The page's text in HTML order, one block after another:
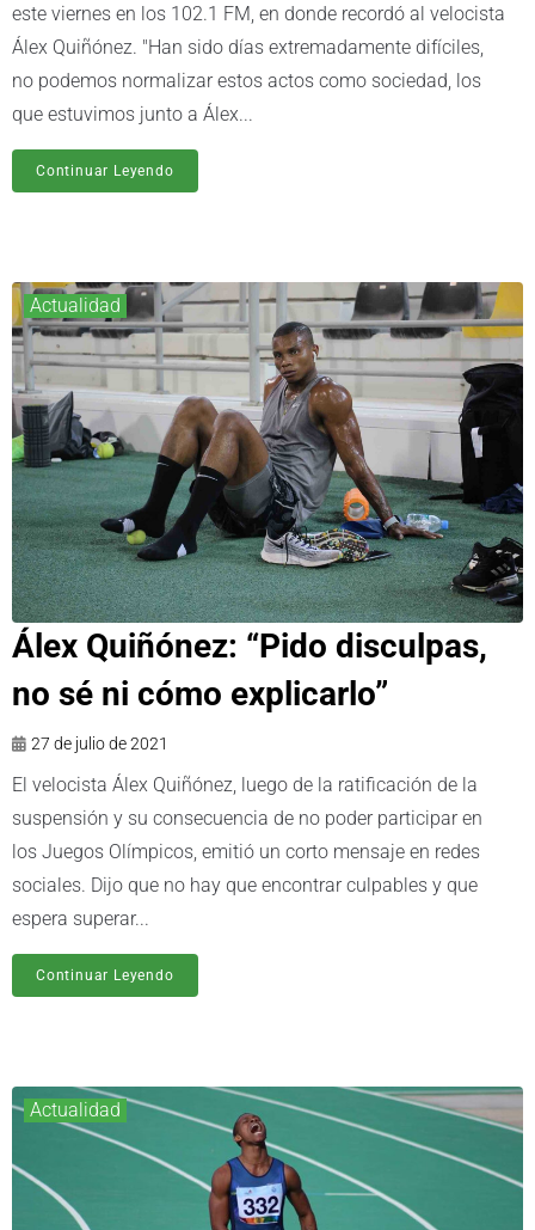
este viernes en los 102.1 FM, en donde recordó al velocista
Álex Quiñónez. "Han sido días extremadamente difíciles,
no podemos normalizar estos actos como sociedad, los
que estuvimos junto a Álex...
Continuar Leyendo
Actualidad
Álex Quiñónez: “Pido disculpas,
no sé ni cómo explicarlo”
27 de julio de 2021
El velocista Álex Quiñónez, luego de la ratificación de la
suspensión y su consecuencia de no poder participar en
los Juegos Olímpicos, emitió un corto mensaje en redes
sociales. Dijo que no hay que encontrar culpables y que
espera superar...
Continuar Leyendo
Actualidad